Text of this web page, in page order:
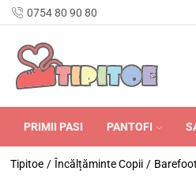
0754 80 90 80
în Romania în 24-48 de ore.
PRIMII PASI PANTOFI
Tipitoe / Încălțăminte Copii / Barefoot